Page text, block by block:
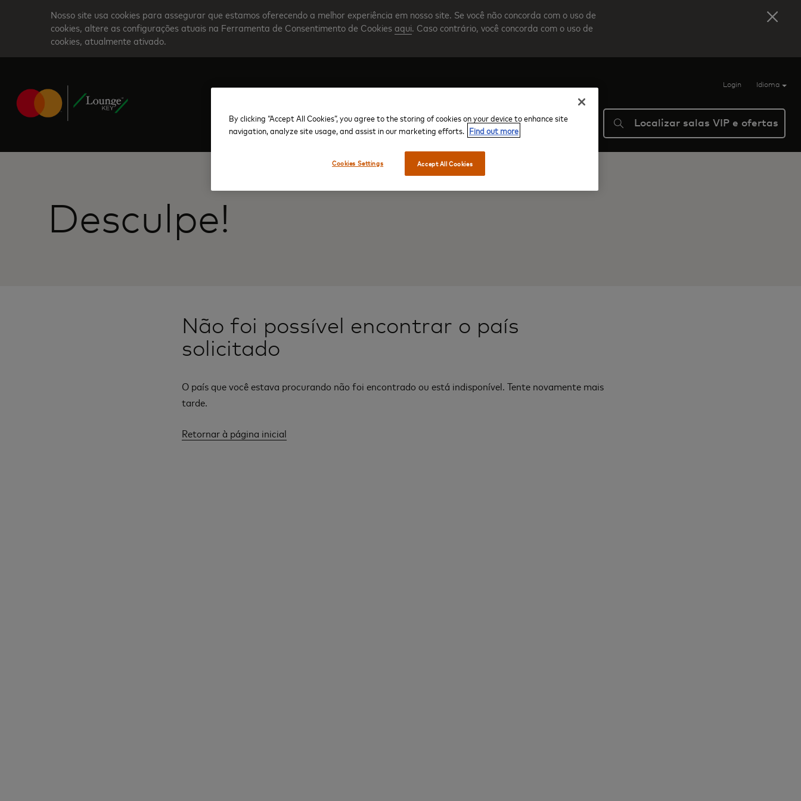
content
Nosso site usa cookies para assegurar que estamos oferecendo a melhor experiência em nosso site. Se você não concorda com o uso de
cookies, altere as configurações atuais na Ferramenta de Consentimento de Cookies aqui. Caso contrário, você concorda com o uso de
cookies, atualmente ativado.
Login Idioma
Crie sua conta Visão geral do programa Ajuda Localizar salas VIP e ofertas
Desculpe!
Não foi possível encontrar o país
solicitado
O país que você estava procurando não foi encontrado ou está indisponível. Tente novamente mais
tarde.
Retornar à página inicial
By clicking “Accept All Cookies”, you agree to the storing of cookies on your device to enhance site
navigation, analyze site usage, and assist in our marketing efforts. Find out more
Accept All Cookies
Cookies Settings